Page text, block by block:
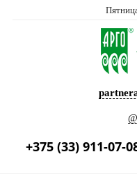
+375 (33) 911-07-